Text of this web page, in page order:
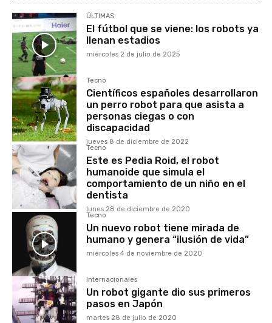
ÚLTIMAS
El fútbol que se viene: los robots ya
llenan estadios
miércoles 2 de julio de 2025
Tecno
Científicos españoles desarrollaron
un perro robot para que asista a
personas ciegas o con
discapacidad
jueves 8 de diciembre de 2022
Tecno
Este es Pedia Roid, el robot
humanoide que simula el
comportamiento de un niño en el
dentista
lunes 28 de diciembre de 2020
Tecno
Un nuevo robot tiene mirada de
humano y genera “ilusión de vida”
miércoles 4 de noviembre de 2020
Internacionales
Un robot gigante dio sus primeros
pasos en Japón
martes 28 de julio de 2020